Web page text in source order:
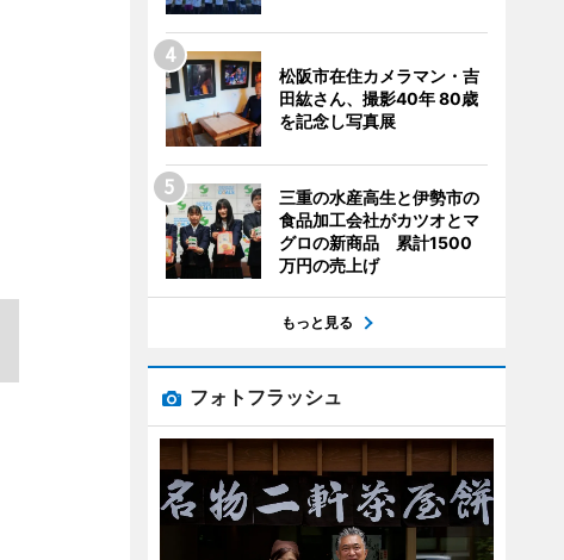
松阪市在住カメラマン・吉
田紘さん、撮影40年 80歳
を記念し写真展
三重の水産高生と伊勢市の
食品加工会社がカツオとマ
グロの新商品 累計1500
万円の売上げ
もっと見る
フォトフラッシュ